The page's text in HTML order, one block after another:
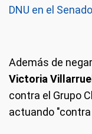
DNU en el Senado
Además de
Victoria Villarruel
contra el Grupo
actuando "contra